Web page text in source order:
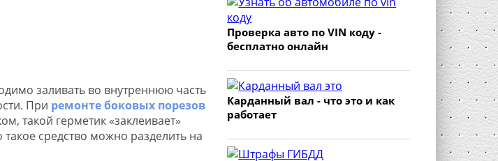
заливать во внутреннюю часть
При ремонте боковых порезов
такой герметик «заклеивает»
средство можно разделить на
Проверка авто по VIN коду -
бесплатно онлайн
Карданный вал - что это и как
работает